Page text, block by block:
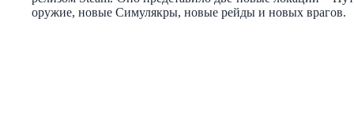
оружие, новые Симулякры, новые рейды и новых врагов.